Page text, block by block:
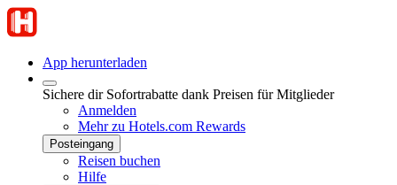
App herunterladen
Sichere dir Sofortrabatte dank Preisen für Mitglieder
Anmelden
Mehr zu Hotels.com Rewards
Posteingang
Reisen buchen
Hilfe